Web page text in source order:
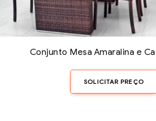
Conjunto Mesa Amaralina e
SOLICITAR PREÇO